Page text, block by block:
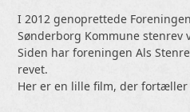
I 2012 genoprettede
Sønderborg Kommune stenrev
Siden har foreningen Als
revet.
Her er en lille film, der fortæller